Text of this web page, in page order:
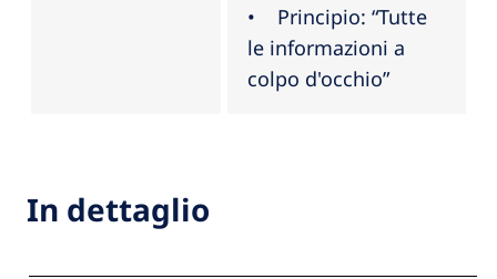
• Principio: “Tutte
le informazioni a
colpo d'occhio”
In dettaglio